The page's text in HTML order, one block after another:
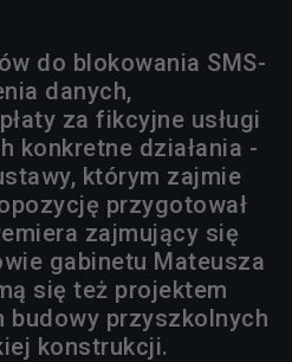
do blokowania SMS-
danych,
za fikcyjne usługi
konkretne działania -
którym zajmie
przygotował
zajmujący się
gabinetu Mateusza
się też projektem
budowy przyszkolnych
konstrukcji.